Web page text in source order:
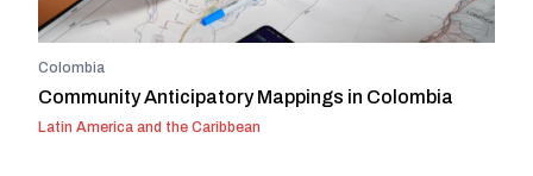
Colombia
Community Anticipatory Mappings in Colombia
Latin America and the Caribbean